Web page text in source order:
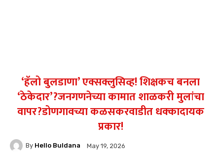
‘हॅलो बुलडाणा’ एक्सक्लुसिव्ह! शिक्षकच बनला
‘ठेकेदार’?जनगणनेच्या कामात शाळकरी मुलांचा
वापर?डोणगावच्या कळसकरवाडीत धक्कादायक
प्रकार!
By Hello Buldana May 19, 2026